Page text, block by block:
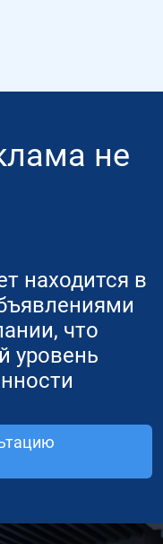
не
находится в
что
уровень